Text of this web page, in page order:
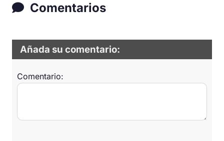
Comentarios
Añada su comentario:
Comentario: